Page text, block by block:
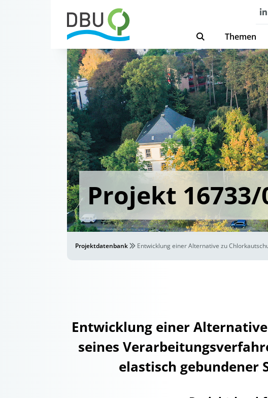
Themen
Projekt 16733/
Projektdatenbank Entwicklung einer Alternative zu
Entwicklung einer
seines
elastisch gebundener